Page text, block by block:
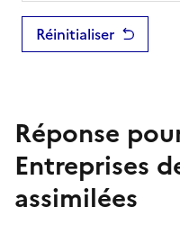
Réinitialiser
Réponse
Entreprises
assimilées